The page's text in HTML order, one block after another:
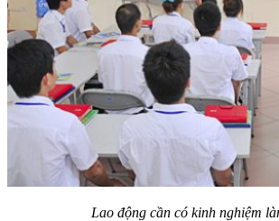
Lao động cần có kinh nghiệm